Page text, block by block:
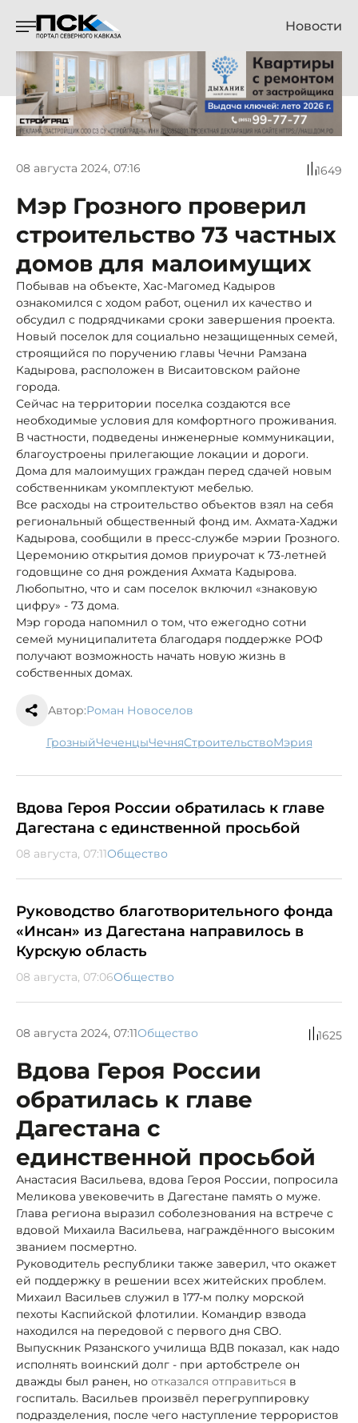
Новости
08 августа 2024, 07:16 1649
Мэр Грозного проверил
строительство 73 частных
домов для малоимущих
Побывав на объекте, Хас-Магомед Кадыров
ознакомился с ходом работ, оценил их качество и
обсудил с подрядчиками сроки завершения проекта.
Новый поселок для социально незащищенных семей,
строящийся по поручению главы Чечни Рамзана
Кадырова, расположен в Висаитовском районе
города.
Сейчас на территории поселка создаются все
необходимые условия для комфортного проживания.
В частности, подведены инженерные коммуникации,
благоустроены прилегающие локации и дороги.
Дома для малоимущих граждан перед сдачей новым
собственникам укомплектуют мебелью.
Все расходы на строительство объектов взял на себя
региональный общественный фонд им. Ахмата-Хаджи
Кадырова, сообщили в пресс-службе мэрии Грозного.
Церемонию открытия домов приурочат к 73-летней
годовщине со дня рождения Ахмата Кадырова.
Любопытно, что и сам поселок включил «знаковую
цифру» - 73 дома.
Мэр города напомнил о том, что ежегодно сотни
семей муниципалитета благодаря поддержке РОФ
получают возможность начать новую жизнь в
собственных домах.
Автор:Роман Новоселов
Грозный чеченцы Чечня строительство мэрия
Вдова Героя России обратилась к главе
Дагестана с единственной просьбой
08 августа, 07:11Общество
Руководство благотворительного фонда
«Инсан» из Дагестана направилось в
Курскую область
08 августа, 07:06Общество
08 августа 2024, 07:11Общество 1625
Вдова Героя России
обратилась к главе
Дагестана с
единственной просьбой
Анастасия Васильева, вдова Героя России, попросила
Меликова увековечить в Дагестане память о муже.
Глава региона выразил соболезнования на встрече с
вдовой Михаила Васильева, награждённого высоким
званием посмертно.
Руководитель республики также заверил, что окажет
ей поддержку в решении всех житейских проблем.
Михаил Васильев служил в 177-м полку морской
пехоты Каспийской флотилии. Командир взвода
находился на передовой с первого дня СВО.
Выпускник Рязанского училища ВДВ показал, как надо
исполнять воинский долг - при артобстреле он
дважды был ранен, но отказался отправиться в
госпиталь. Васильев произвёл перегруппировку
подразделения, после чего наступление террористов